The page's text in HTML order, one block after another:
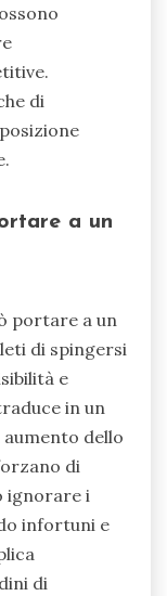
di
a un
portare a un
di spingersi
e
in un
dello
di
ignorare i
infortuni e
di